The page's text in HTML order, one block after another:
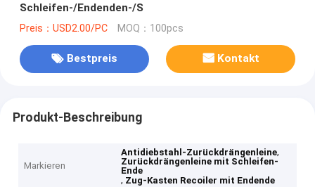
Schleifen-/Endenden-/S
Preis：USD2.00/PC MOQ：100pcs
Bestpreis Kontakt
Produkt-Beschreibung
Markieren
Antidiebstahl-Zurückdrängenleine,
Zurückdrängenleine mit Schleifen-
Ende
, Zug-Kasten Recoiler mit Endende